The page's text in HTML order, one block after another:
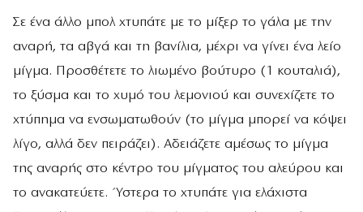
Σε ένα άλλο μπολ χτυπάτε με το μίξερ το γάλα με την
αναρή, τα αβγά και τη βανίλια, μέχρι να γίνει ένα λείο
μίγμα. Προσθέτετε το λιωμένο βούτυρο (1 κουταλιά),
το ξύσμα και το χυμό του λεμονιού και συνεχίζετε το
χτύπημα να ενσωματωθούν (το μίγμα μπορεί να κόψει
λίγο, αλλά δεν πειράζει). Αδειάζετε αμέσως το μίγμα
της αναρής στο κέντρο του μίγματος του αλεύρου και
το ανακατεύετε. Ύστερα το χτυπάτε για ελάχιστα